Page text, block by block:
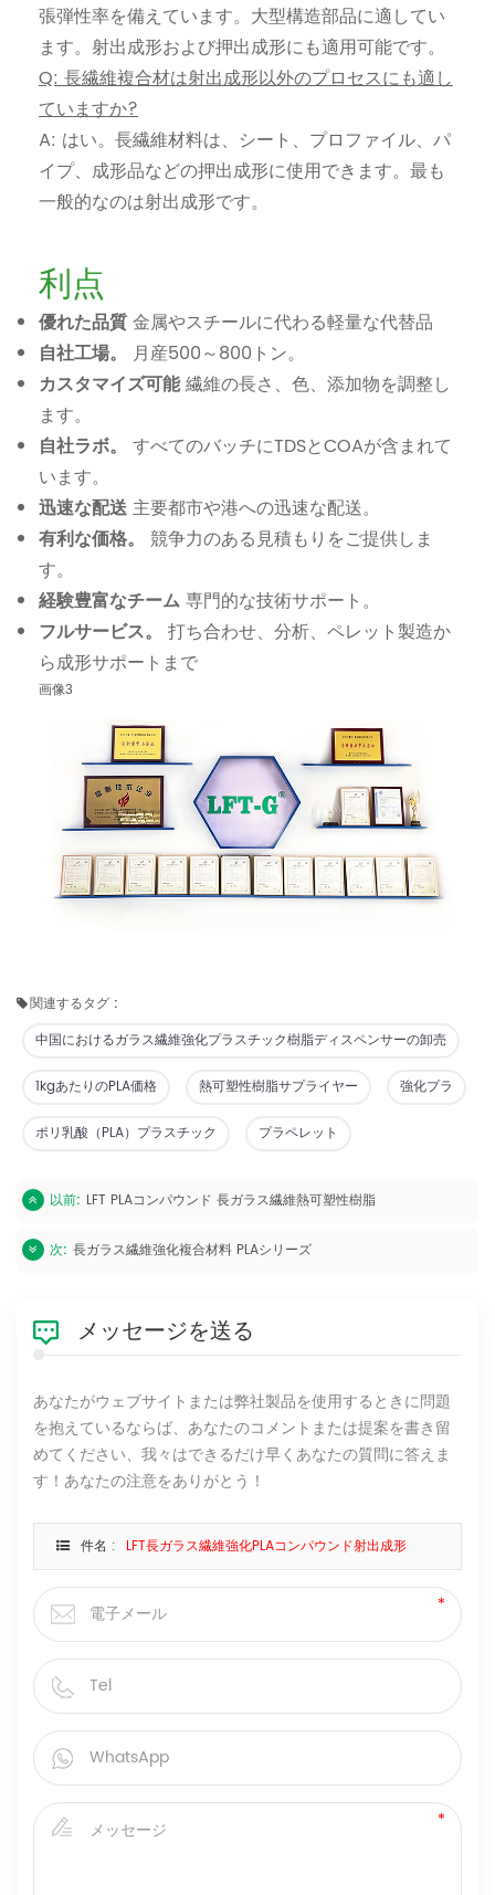
張弾性率を備えています。大型構造部品に適してい
ます。射出成形および押出成形にも適用可能です。
Q: 長繊維複合材は射出成形以外のプロセスにも適し
ていますか?
A: はい。長繊維材料は、シート、プロファイル、パ
イプ、成形品などの押出成形に使用できます。最も
一般的なのは射出成形です。
利点
優れた品質金属やスチールに代わる軽量な代替品
自社工場。 月産500～800トン。
カスタマイズ可能繊維の長さ、色、添加物を調整し
ます。
自社ラボ。 すべてのバッチにTDSとCOAが含まれて
います。
迅速な配送主要都市や港への迅速な配送。
有利な価格。 競争力のある見積もりをご提供しま
す。
経験豊富なチーム専門的な技術サポート。
フルサービス。 打ち合わせ、分析、ペレット製造か
ら成形サポートまで
画像3
関連するタグ :
中国におけるガラス繊維強化プラスチック樹脂ディスペンサーの卸売
1kgあたりのPLA価格 熱可塑性樹脂サプライヤー 強化プラ
ポリ乳酸（PLA）プラスチック プラペレット
以前: LFT PLAコンパウンド 長ガラス繊維熱可塑性樹脂
次: 長ガラス繊維強化複合材料 PLAシリーズ
メッセージを送る
あなたがウェブサイトまたは弊社製品を使用するときに問題
を抱えているならば、あなたのコメントまたは提案を書き留
めてください、我々はできるだけ早くあなたの質問に答えま
す！あなたの注意をありがとう！
件名 : LFT長ガラス繊維強化PLAコンパウンド射出成形